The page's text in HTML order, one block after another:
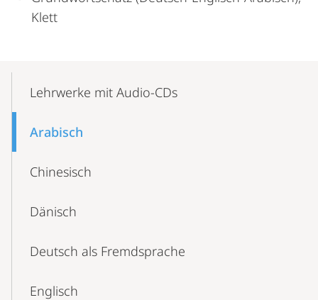
Klett
NavigationLehrwerke mit Audio-CDs
Arabisch
Chinesisch
Dänisch
Deutsch als Fremdsprache
Englisch